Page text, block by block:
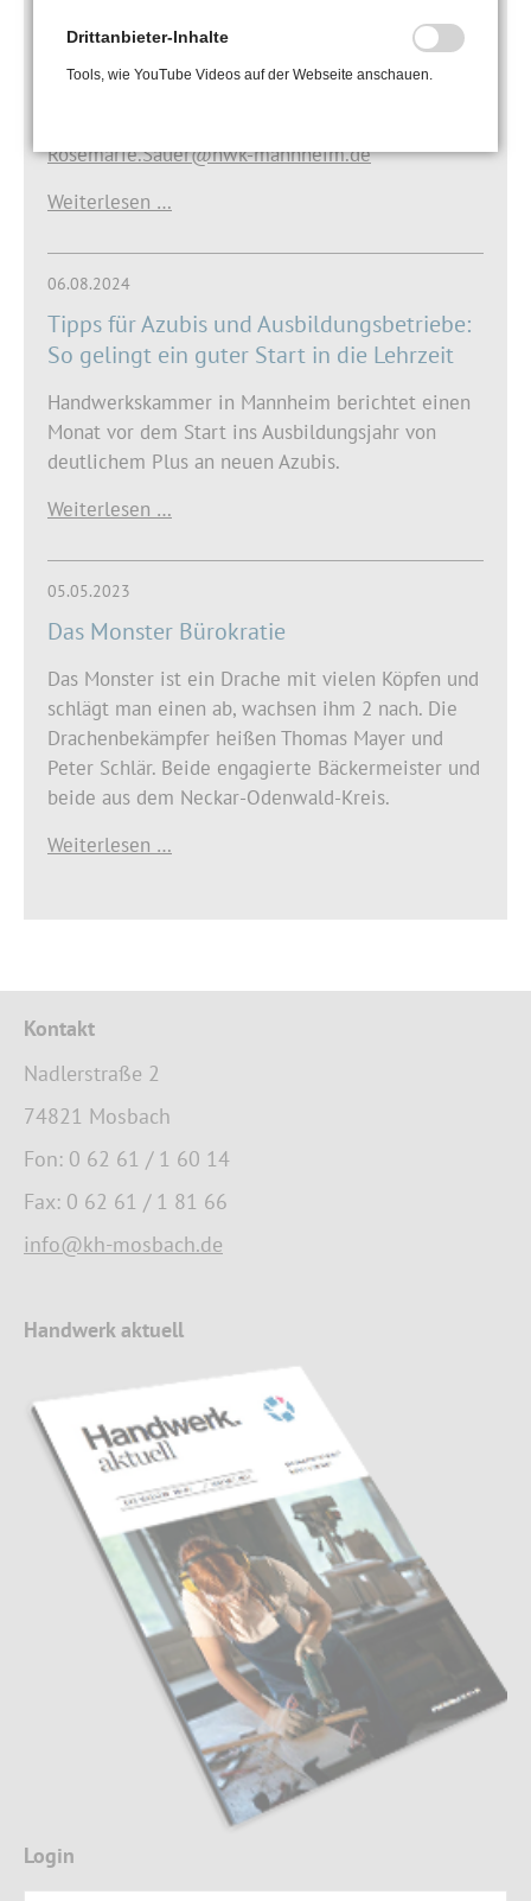
Bei Fragen wenden Sie sich bitte an: Rosemarie
Sauer (Berufsbildung), Handwerkskammer
Rosemarie.Sauer@hwk-mannheim.de
Weiterlesen …
06.08.2024
Tipps für Azubis und Ausbildungsbetriebe:
So gelingt ein guter Start in die Lehrzeit
Handwerkskammer in Mannheim berichtet einen
Monat vor dem Start ins Ausbildungsjahr von
deutlichem Plus an neuen Azubis.
Weiterlesen …
05.05.2023
Das Monster Bürokratie
Das Monster ist ein Drache mit vielen Köpfen und
schlägt man einen ab, wachsen ihm 2 nach. Die
Drachenbekämpfer heißen Thomas Mayer und
Peter Schlär. Beide engagierte Bäckermeister und
beide aus dem Neckar-Odenwald-Kreis.
Weiterlesen …
Kontakt
Nadlerstraße 2
74821 Mosbach
Fon: 0 62 61 / 1 60 14
Fax: 0 62 61 / 1 81 66
info@kh-mosbach.de
Handwerk aktuell
Login
Drittanbieter-Inhalte
Tools, wie YouTube Videos auf der Webseite anschauen.